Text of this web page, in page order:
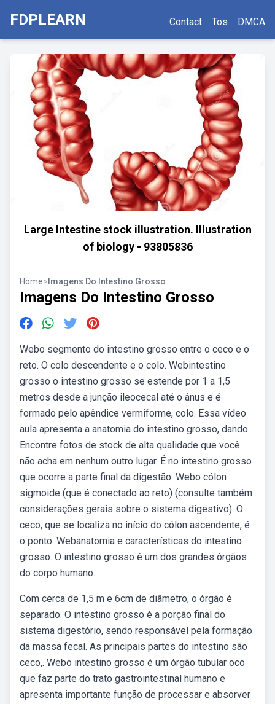
FDPLEARN Contact Tos DMCA
Large Intestine stock illustration. Illustration
of biology - 93805836
Home> Imagens Do Intestino Grosso
Imagens Do Intestino Grosso
Webo segmento do intestino grosso entre o ceco e o
reto. O colo descendente e o colo. Webintestino
grosso o intestino grosso se estende por 1 a 1,5
metros desde a junção ileocecal até o ânus e é
formado pelo apêndice vermiforme, colo. Essa vídeo
aula apresenta a anatomia do intestino grosso, dando.
Encontre fotos de stock de alta qualidade que você
não acha em nenhum outro lugar. É no intestino grosso
que ocorre a parte final da digestão: Webo cólon
sigmoide (que é conectado ao reto) (consulte também
considerações gerais sobre o sistema digestivo). O
ceco, que se localiza no início do cólon ascendente, é
o ponto. Webanatomia e características do intestino
grosso. O intestino grosso é um dos grandes órgãos
do corpo humano.
Com cerca de 1,5 m e 6cm de diâmetro, o órgão é
separado. O intestino grosso é a porção final do
sistema digestório, sendo responsável pela formação
da massa fecal. As principais partes do intestino são
ceco,. Webo intestino grosso é um órgão tubular oco
que faz parte do trato gastrointestinal humano e
apresenta importante função de processar e absorver